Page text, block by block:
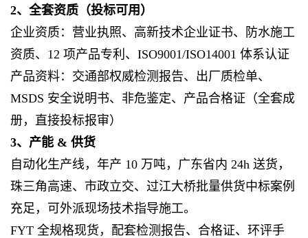
2、全套资质（投标可用）
企业资质：营业执照、高新技术企业证书、防水施工
资质、12 项产品专利、ISO9001/ISO14001 体系认证
产品资料：交通部权威检测报告、出厂质检单、
MSDS 安全说明书、非危鉴定、产品合格证（全套成
册，直接投标报审）
3、产能 & 供货
自动化生产线，年产 10 万吨，广东省内 24h 送货，
珠三角高速、市政立交、过江大桥批量供货中标案例
充足，可外派现场技术指导施工。
FYT 全规格现货，配套检测报告、合格证、环评手